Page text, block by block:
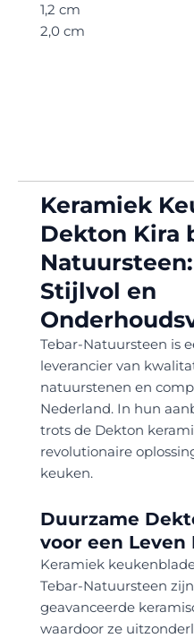
1,2 cm
2,0 cm
Keramiek
Dekton Kira
Stijlvol en
Tebar-Natuursteen is
leverancier van
natuurstenen en
Nederland. In hun
trots de Dekton
revolutionaire
keuken.
Duurzame
voor een Leven
Keramiek
Tebar-Natuursteen
geavanceerde
waardoor ze